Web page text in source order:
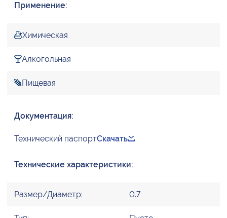
Применение:
Химическая
Алкогольная
Пищевая
Документация:
Технический паспортСкачать
Технические характеристики:
Размер/Диаметр: 0.7